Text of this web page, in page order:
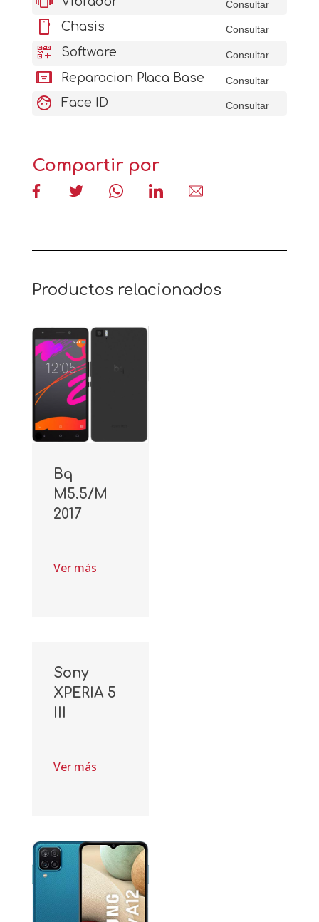
Consultar
stay_current_portrait Chasis Consultar
qr_code_2_add Software Consultar
aod_tablet Reparacion Placa Base Consultar
face Face ID Consultar
Compartir por
Productos relacionados
Bq
M5.5/M
2017
Ver más
Sony
XPERIA 5
Ver más